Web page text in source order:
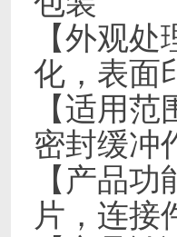
【外观
化，表面
【适用
密封缓冲
【产品
片，连接